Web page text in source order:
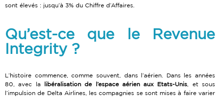
sont élevés : jusqu’à 3% du Chiffre d’Affaires.
Qu’est-ce que le Revenue
Integrity ?
L’histoire commence, comme souvent, dans l’aérien. Dans les années
80, avec la libéralisation de l’espace aérien aux Etats-Unis , et sous
l’impulsion de Delta Airlines, les compagnies se sont mises à faire varier